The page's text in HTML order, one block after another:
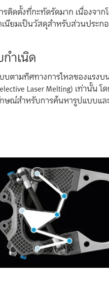
ติดตั้งที่กะทัดรัดมาก เนื่องจาก
นียมเป็นวัสดุสำหรับส่วนประ
ำเนิด
บตามทิศทางการไหลของแรง
Laser Melting) เท่านั้น โ
ษณ์สำหรับการค้นหารูปแบบแ